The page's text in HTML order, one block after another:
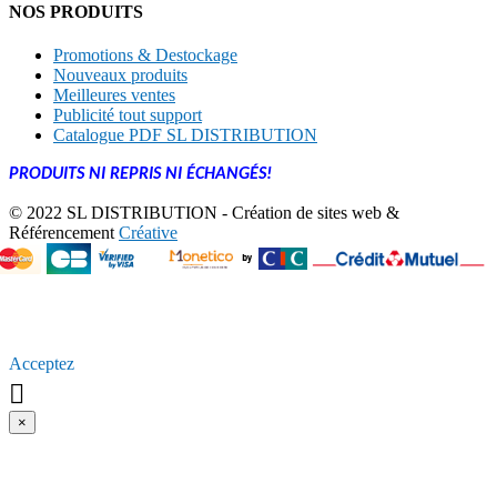
NOS PRODUITS
Promotions & Destockage
Nouveaux produits
Meilleures ventes
Publicité tout support
Catalogue PDF SL DISTRIBUTION
PRODUITS NI REPRIS NI ÉCHANGÉS!
© 2022 SL DISTRIBUTION - Création de sites web &
Référencement Créative
Acceptez

×